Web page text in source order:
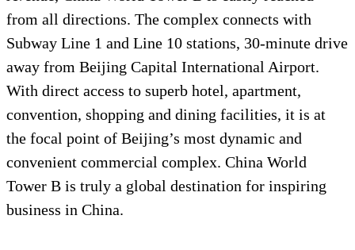
from all directions. The complex connects with
Subway Line 1 and Line 10 stations, 30-minute drive
away from Beijing Capital International Airport.
With direct access to superb hotel, apartment,
convention, shopping and dining facilities, it is at
the focal point of Beijing’s most dynamic and
convenient commercial complex. China World
Tower B is truly a global destination for inspiring
business in China.